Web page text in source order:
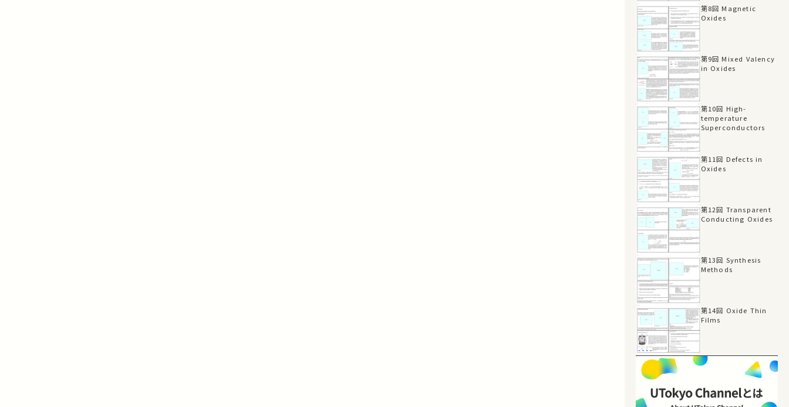
第8回 Magnetic
Oxides
第9回 Mixed Valency
in Oxides
第10回 High-
temperature
Superconductors
第11回 Defects in
Oxides
第12回 Transparent
Conducting Oxides
第13回 Synthesis
Methods
第14回 Oxide Thin
Films